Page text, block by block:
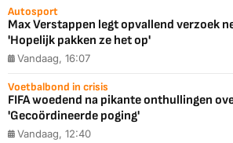
Autosport
Max Verstappen legt opvallend verzoek
'Hopelijk pakken ze het op'
Vandaag, 16:07
Voetbalbond in crisis
FIFA woedend na pikante onthullingen
'Gecoördineerde poging'
Vandaag, 12:40